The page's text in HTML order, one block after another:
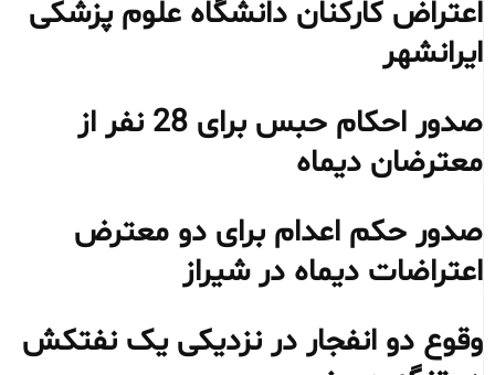
اعتراض کارکنان دانشگاه علوم پزشکی
ایرانشهر
صدور احکام حبس برای 28 نفر از
معترضان دیماه
صدور حکم اعدام برای دو معترض
اعتراضات دیماه در شیراز
وقوع دو انفجار در نزدیکی یک نفتکش